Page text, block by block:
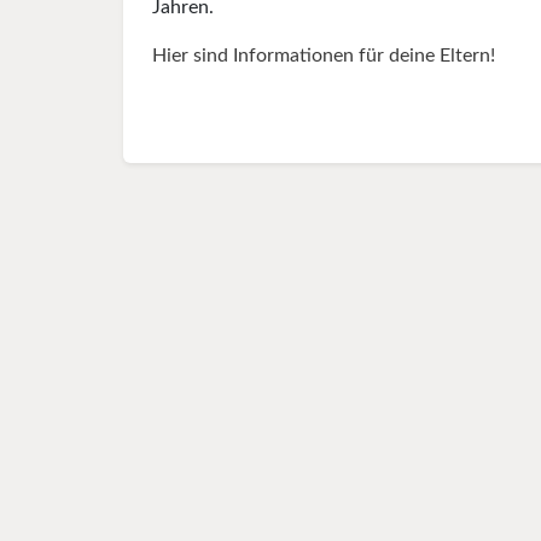
Jahren.
Hier sind Informationen für deine Eltern!